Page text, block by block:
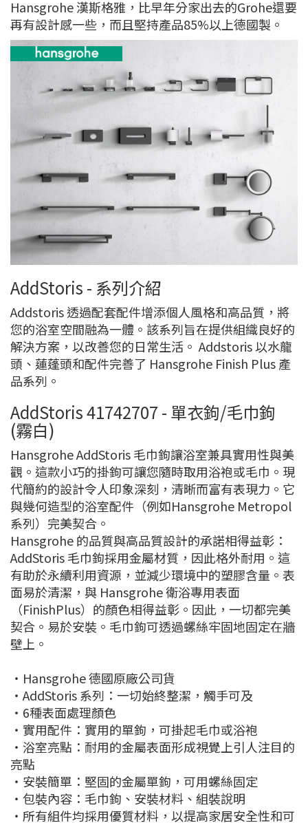
Hansgrohe 漢斯格雅，比早年分家出去的Grohe還要
再有設計感一些，而且堅持產品85%以上德國製。
AddStoris - 系列介紹
Addstoris 透過配套配件增添個人風格和高品質，將
您的浴室空間融為一體。該系列旨在提供組織良好的
解決方案，以改善您的日常生活。 Addstoris 以水龍
頭、蓮蓬頭和配件完善了 Hansgrohe Finish Plus 產
品系列。
AddStoris 41742707 - 單衣鉤/毛巾鉤
(霧白)
Hansgrohe AddStoris 毛巾鉤讓浴室兼具實用性與美
觀。這款小巧的掛鉤可讓您隨時取用浴袍或毛巾。現
代簡約的設計令人印象深刻，清晰而富有表現力。它
與幾何造型的浴室配件（例如Hansgrohe Metropol
系列）完美契合。
Hansgrohe 的品質與高品質設計的承諾相得益彰：
AddStoris 毛巾鉤採用金屬材質，因此格外耐用。這
有助於永續利用資源，並減少環境中的塑膠含量。表
面易於清潔，與 Hansgrohe 衛浴專用表面
（FinishPlus）的顏色相得益彰。因此，一切都完美
契合。易於安裝。毛巾鉤可透過螺絲牢固地固定在牆
壁上。
・Hansgrohe 德國原廠公司貨
・AddStoris 系列：一切始終整潔，觸手可及
・6種表面處理顏色
・實用配件：實用的單鉤，​​可掛起毛巾或浴袍
・浴室亮點：耐用的金屬表面形成視覺上引人注目的
亮點
・安裝簡單：堅固的金屬單鉤，可用螺絲固定
・包裝內容：毛巾鉤、安裝材料、組裝說明
・所有組件均採用優質材料，以提高家居安全性和可